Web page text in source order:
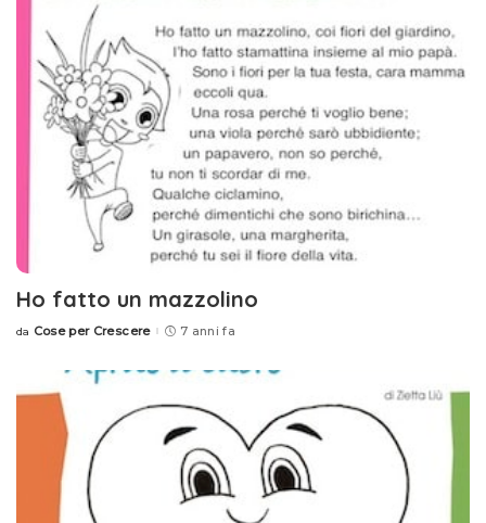
Ho fatto un mazzolino
Posted
da Cose per Crescere 7 anni fa